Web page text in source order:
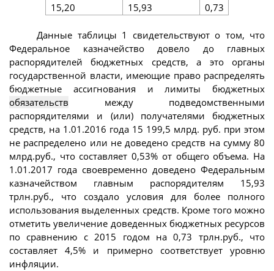
15,20 15,93 0,73
Данные таблицы 1 свидетельствуют о том, что
Федеральное казначейство довело до главных
распорядителей бюджетных средств, а это органы
государственной власти, имеющие право распределять
бюджетные ассигнования и лимиты бюджетных
обязательств между подведомственными
распорядителями и (или) получателями бюджетных
средств, на 1.01.2016 года 15 199,5 млрд. руб. при этом
не распределено или не доведено средств на сумму 80
млрд.руб., что составляет 0,53% от общего объема. На
1.01.2017 года своевременно доведено Федеральным
казначейством главным распорядителям 15,93
трлн.руб., что создало условия для более полного
использования выделенных средств. Кроме того можно
отметить увеличение доведенных бюджетных ресурсов
по сравнению с 2015 годом на 0,73 трлн.руб., что
составляет 4,5% и примерно соответствует уровню
инфляции.